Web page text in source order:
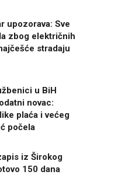
upozorava: Sve
zbog električnih
stradaju
u BiH
novac:
plaća i većeg
počela
iz Širokog
150 dana